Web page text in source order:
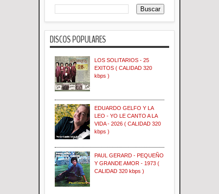
DISCOS POPULARES
LOS SOLITARIOS - 25
EXITOS ( CALIDAD 320
kbps )
EDUARDO GELFO Y LA
LEO - YO LE CANTO A LA
VIDA - 2026 ( CALIDAD 320
kbps )
PAUL GERARD - PEQUEÑO
Y GRANDE AMOR - 1973 (
CALIDAD 320 kbps )